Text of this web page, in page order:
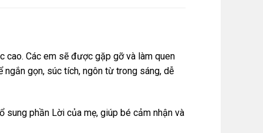
cao. Các em sẽ được gặp gỡ và làm quen
ngắn gọn, súc tích, ngôn từ trong sáng, dễ
sung phần Lời của mẹ, giúp bé cảm nhận và